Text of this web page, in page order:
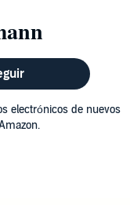
electrónicos de nuevos